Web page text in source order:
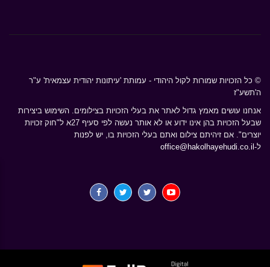
© כל הזכויות שמורות לקול היהודי - עמותת 'עיתונות יהודית עצמאית' ע"ר
ה'תשע"ז
אנחנו עושים מאמץ גדול לאתר את בעלי הזכויות בצילומים. השימוש ביצירות
שבעל הזכויות בהן אינו ידוע או לא אותר נעשה לפי סעיף 27א ל"חוק זכויות
יוצרים". אם זיהיתם צילום ואתם בעלי הזכויות בו, יש לפנות
ל-office@hakolhayehudi.co.il